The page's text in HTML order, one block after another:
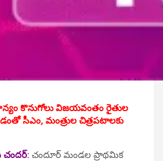
కొనుగోలు విజయవంతం రైతుల
సీఎం, మంత్రుల చిత్రపటాలకు
చందర్: చందూర్ మండల ప్రాథమిక